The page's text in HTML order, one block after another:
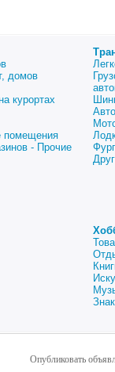
домов
курортах
помещения
- Прочие
Опубликовать